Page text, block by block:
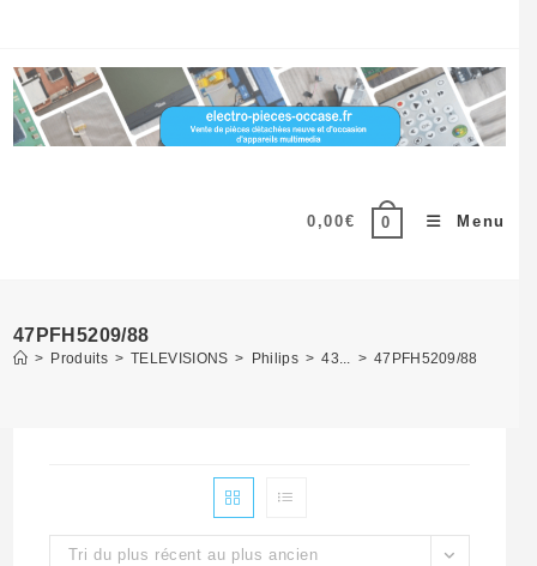
content
0,00€ 0 Menu
47PFH5209/88
> Produits > TELEVISIONS > Philips > 43... > 47PFH5209/88
Tri du plus récent au plus ancien